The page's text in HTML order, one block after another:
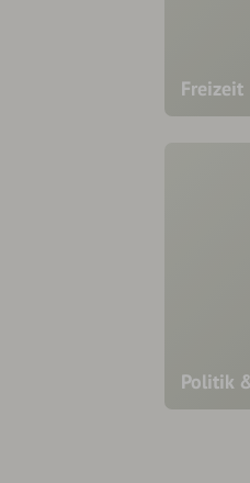
Freizeit
Politik